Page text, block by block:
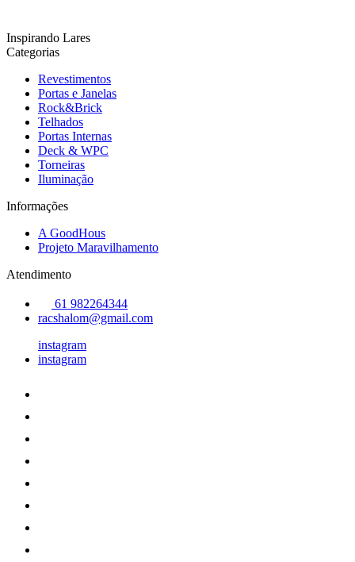
Inspirando Lares
Categorias
Revestimentos
Portas e Janelas
Rock&Brick
Telhados
Portas Internas
Deck & WPC
Torneiras
Iluminação
Informações
A GoodHous
Projeto Maravilhamento
Atendimento
61 982264344
racshalom@gmail.com
instagram
instagram